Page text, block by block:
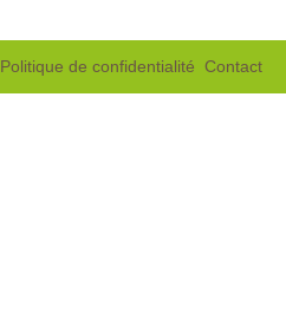
Politique de confidentialité Contact